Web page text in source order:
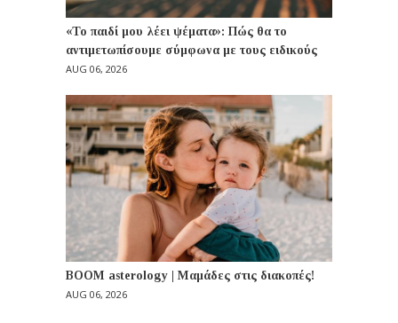
«Το παιδί μου λέει ψέματα»: Πώς θα το
αντιμετωπίσουμε σύμφωνα με τους ειδικούς
AUG 06, 2026
BOOM asterology | Μαμάδες στις διακοπές!
AUG 06, 2026